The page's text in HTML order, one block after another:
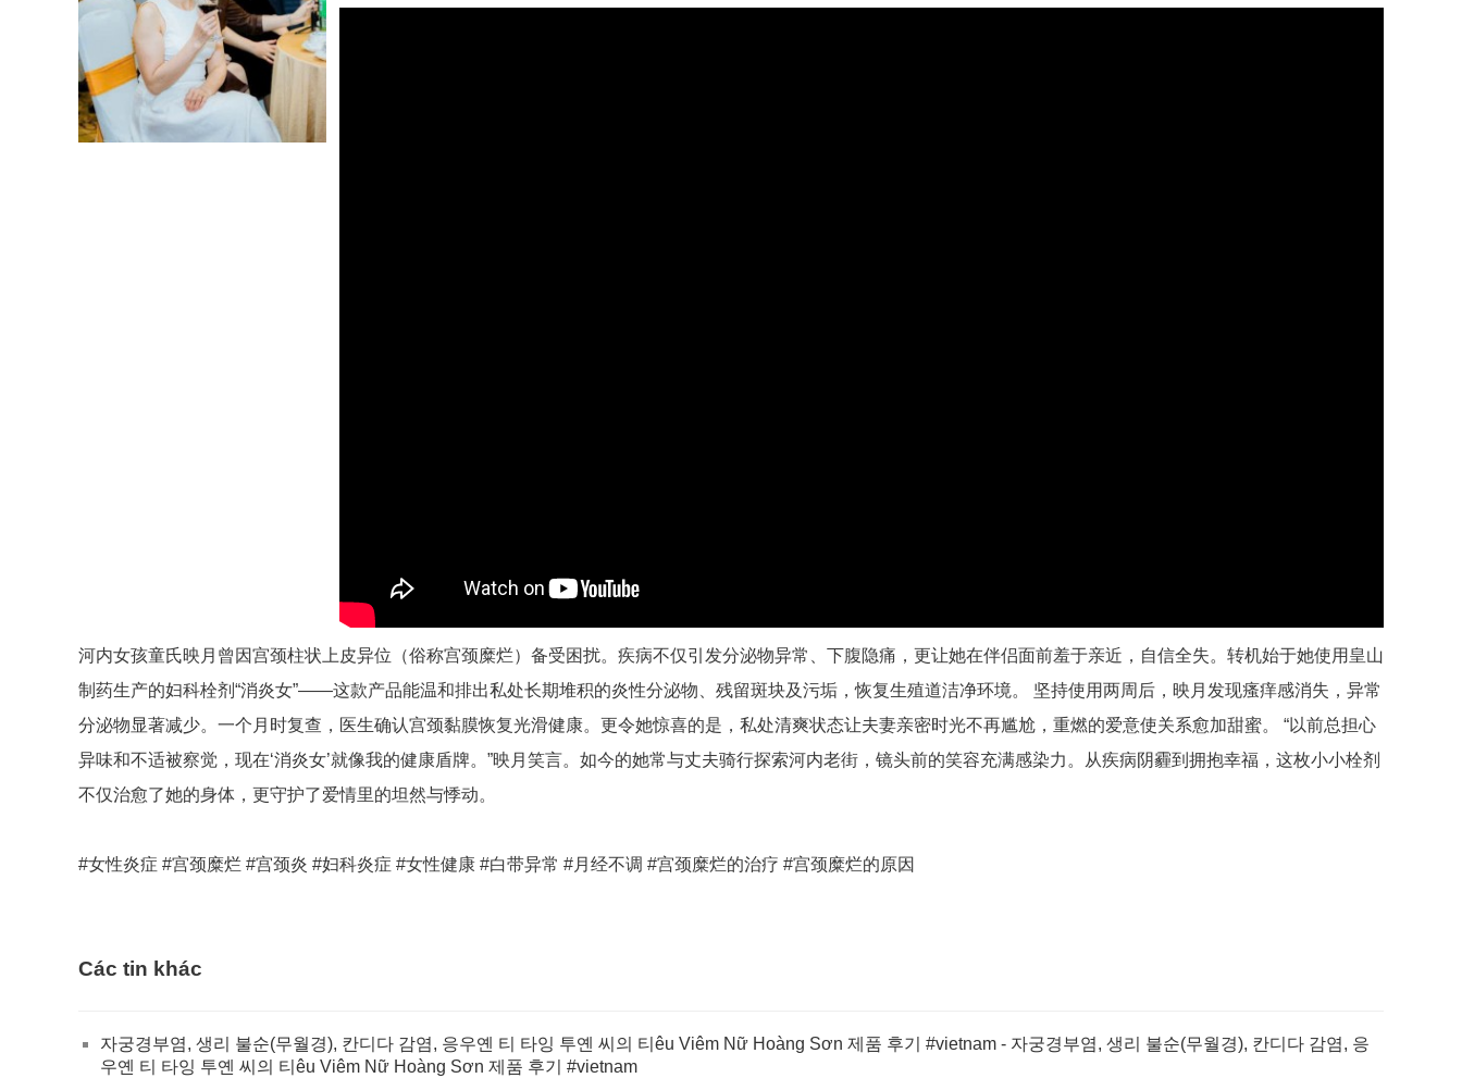
河内女孩童氏映月曾因宫颈柱状上皮异位（俗称宫颈糜烂）备受困扰。疾病不仅引发分泌物异常、下腹隐痛，更让她在伴侣面前羞于亲近，自信全失。转机始于她使用皇山
制药生产的妇科栓剂“消炎女”——这款产品能温和排出私处长期堆积的炎性分泌物、残留斑块及污垢，恢复生殖道洁净环境。 坚持使用两周后，映月发现瘙痒感消失，异常
分泌物显著减少。一个月时复查，医生确认宫颈黏膜恢复光滑健康。更令她惊喜的是，私处清爽状态让夫妻亲密时光不再尴尬，重燃的爱意使关系愈加甜蜜。 “以前总担心
异味和不适被察觉，现在‘消炎女’就像我的健康盾牌。”映月笑言。如今的她常与丈夫骑行探索河内老街，镜头前的笑容充满感染力。从疾病阴霾到拥抱幸福，这枚小小栓剂
不仅治愈了她的身体，更守护了爱情里的坦然与悸动。
#女性炎症 #宫颈糜烂 #宫颈炎 #妇科炎症 #女性健康 #白带异常 #月经不调 #宫颈糜烂的治疗 #宫颈糜烂的原因
Các tin khác
자궁경부염, 생리 불순(무월경), 칸디다 감염, 응우옌 티 타잉 투옌 씨의 티êu Viêm Nữ Hoàng Sơn 제품 후기 #vietnam - 자궁경부염, 생리 불순(무월경), 칸디다 감염, 응
우옌 티 타잉 투옌 씨의 티êu Viêm Nữ Hoàng Sơn 제품 후기 #vietnam